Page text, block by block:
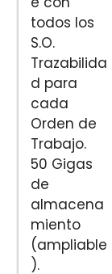
todos los
S.O.
Trazabilida
d para
cada
Orden de
Trabajo.
50 Gigas
de
almacena
miento
(ampliable
).